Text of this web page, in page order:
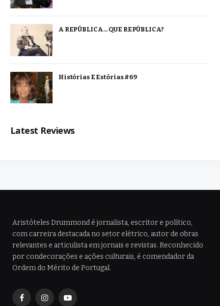
A REPÚBLICA… QUE REPÚBLICA?
Histórias E Estórias #69
Latest Reviews
Aristóteles Drummond é jornalista, escritor e político,
com carreira destacada no setor elétrico, autor de obras
relevantes e articulista em jornais e revistas. Reconhecido
por condecorações e ações culturais, é comendador da
Ordem do Mérito de Portugal.
FacebookInstagramYouTube